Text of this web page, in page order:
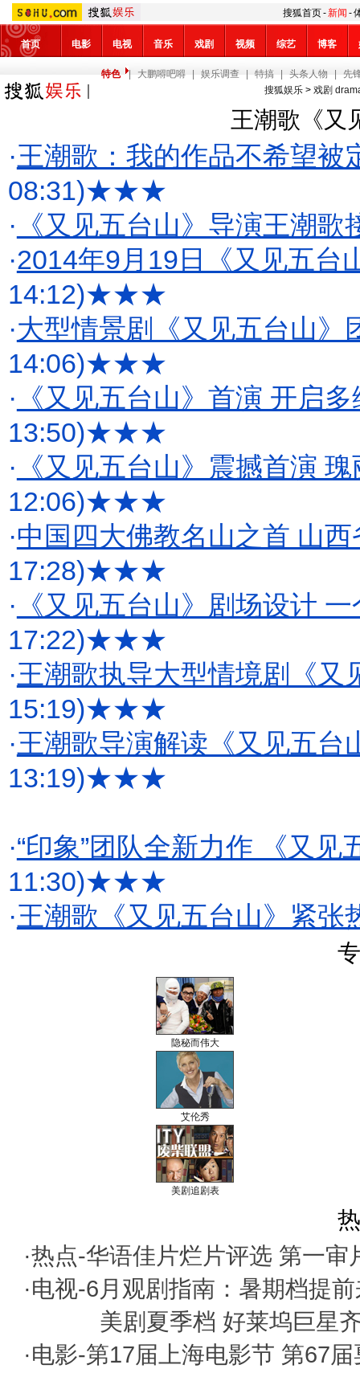
搜狐首页-新闻 -
首页 电影 电视 音乐 戏剧 视频 综艺 博客
特色 大鹏嘚吧嘚 娱乐调查 特搞 头条人物
先
搜狐娱乐> 戏剧
王潮歌《又
·王潮歌：我的作品不希望被
08:31)★★★
· 《又见五台山》导演王潮歌
·2014年9月19日《又见五台
14:12)★★★
·大型情景剧《又见五台山》
14:06)★★★
· 《又见五台山》首演 开启
13:50)★★★
· 《又见五台山》震撼首演
12:06)★★★
·中国四大佛教名山之首 山
17:28)★★★
· 《又见五台山》剧场设计
17:22)★★★
·王潮歌执导大型情境剧《又
15:19)★★★
·王潮歌导演解读《又见五台
13:19)★★★
·“印象”团队全新力作 《又见
11:30)★★★
·王潮歌《又见五台山》紧张
隐秘而伟大
艾伦秀
美剧追剧表
·热点-华语佳片烂片评选 第一审
·电视-6月观剧指南：暑期档提
美剧夏季档 好莱坞巨星
·电影-第17届上海电影节 第67